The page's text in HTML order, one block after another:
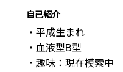
自己紹介
・平成生まれ
・血液型B型
・趣味：現在模索中